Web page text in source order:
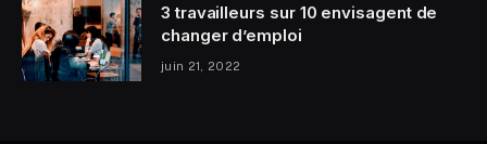
3 travailleurs sur 10 envisagent de
changer d’emploi
juin 21, 2022